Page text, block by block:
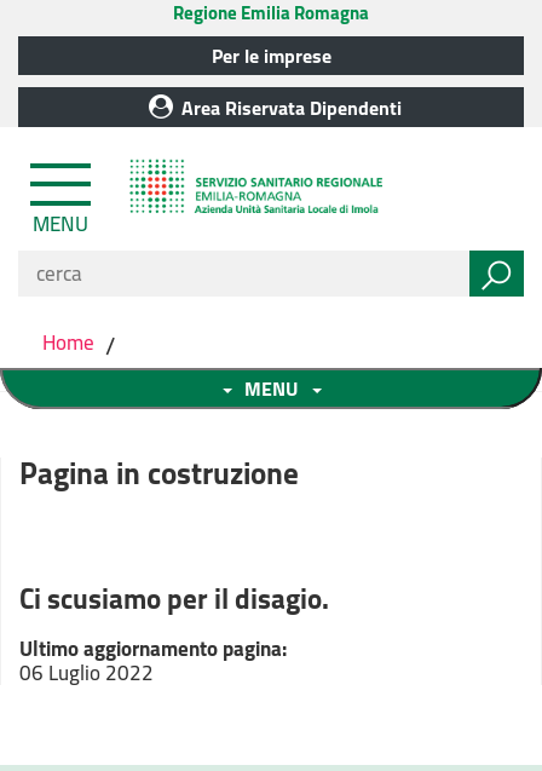
Regione Emilia Romagna
Per le imprese
Area Riservata Dipendenti
MENU
Home /
MENU
Pagina in costruzione
Ci scusiamo per il disagio.
Ultimo aggiornamento pagina:
06 Luglio 2022